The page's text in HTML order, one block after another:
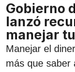
Gobierno
lanzó
manejar
Manejar el
más que saber